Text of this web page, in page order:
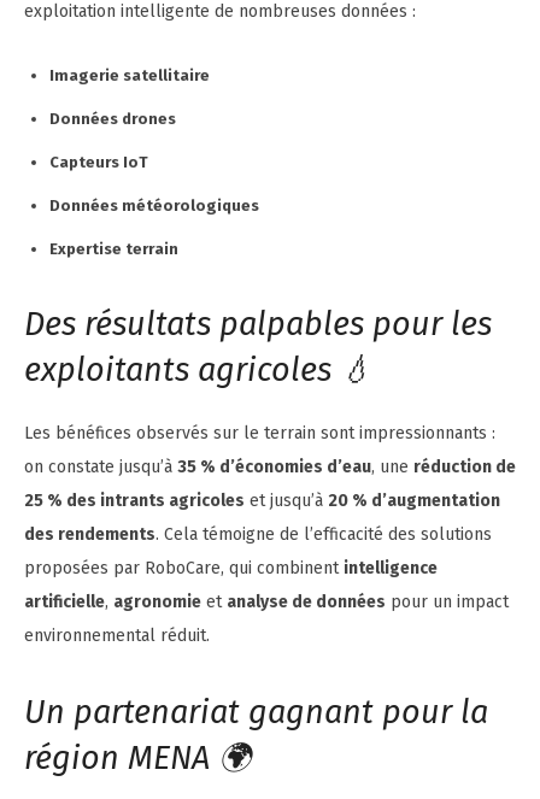
exploitation intelligente de nombreuses données :
Imagerie satellitaire
Données drones
Capteurs IoT
Données météorologiques
Expertise terrain
Des résultats palpables pour les
exploitants agricoles 💧
Les bénéfices observés sur le terrain sont impressionnants :
on constate jusqu’à 35 % d’économies d’eau, une réduction de
25 % des intrants agricoles et jusqu’à 20 % d’augmentation
des rendements. Cela témoigne de l’efficacité des solutions
proposées par RoboCare, qui combinent intelligence
artificielle, agronomie et analyse de données pour un impact
environnemental réduit.
Un partenariat gagnant pour la
région MENA 🌍